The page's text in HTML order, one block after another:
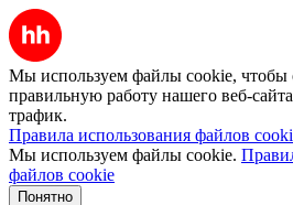
Мы используем файлы cookie, чтобы
правильную работу нашего веб-
трафик.
Правила использования файлов
Мы используем файлы cookie.
файлов cookie
Понятно